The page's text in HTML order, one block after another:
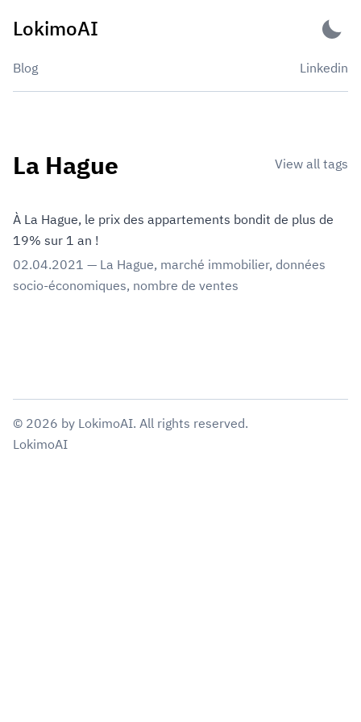
LokimoAI
Blog Linkedin
La Hague View all tags
À La Hague, le prix des appartements bondit de plus de
19% sur 1 an !
02.04.2021 — La Hague, marché immobilier, données
socio-économiques, nombre de ventes
© 2026 by LokimoAI. All rights reserved.
LokimoAI